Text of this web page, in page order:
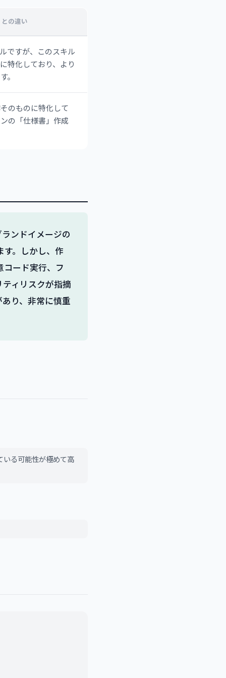
の違い
ですが、このスキル
特化しており、より
。
のものに特化して
の「仕様書」作成
ンドイメージの
す。しかし、作
コード実行、フ
ィリスクが指摘
り、非常に慎重
いる可能性が極めて高